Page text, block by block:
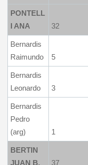
PONTELL
I ANA
32
Bernardis
Raimundo
5
Bernardis
Leonardo
3
Bernardis
Pedro
(arg)
1
BERTIN
JUAN B.
37